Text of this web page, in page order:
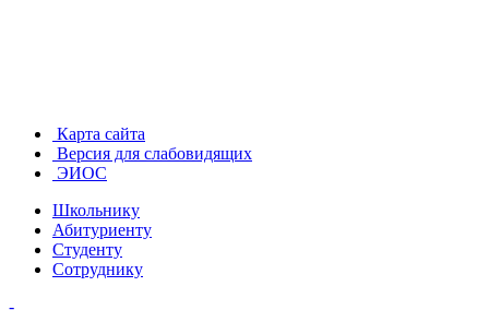
Карта сайта
Версия для слабовидящих
ЭИОС
Школьнику
Абитуриенту
Студенту
Сотруднику
-